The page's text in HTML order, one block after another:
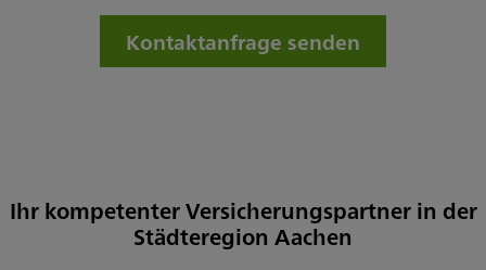
Kontaktanfrage senden
Ihr kompetenter Versicherungspartner in der
Städteregion Aachen